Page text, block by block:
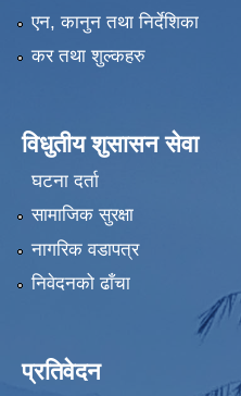
एन, कानुन तथा निर्देशिका
कर तथा शुल्कहरु
विधुतीय शुसासन सेवा
घटना दर्ता
सामाजिक सुरक्षा
नागरिक वडापत्र
निवेदनको ढाँचा
प्रतिवेदन